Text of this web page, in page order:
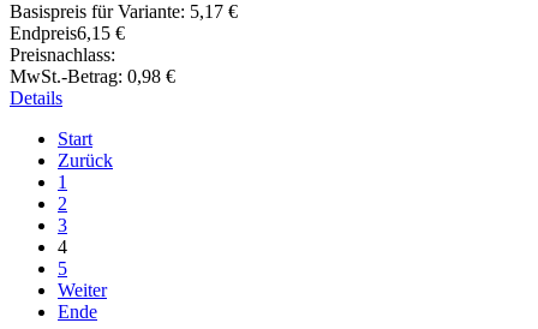
Basispreis für Variante: 5,17 €
Endpreis6,15 €
Preisnachlass:
MwSt.-Betrag: 0,98 €
Details
Start
Zurück
1
2
3
4
5
Weiter
Ende